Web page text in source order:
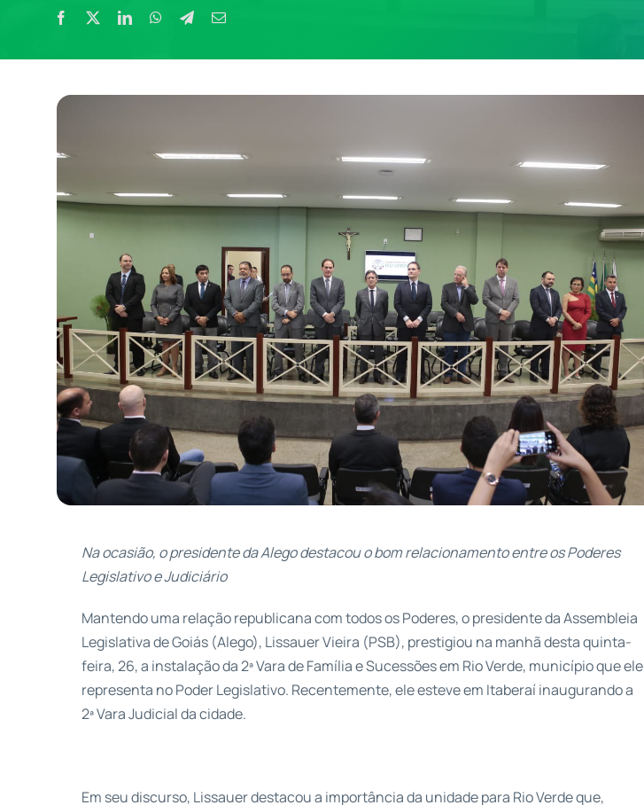
Na ocasião, o presidente da Alego destacou o bom relacionamento entre os Poderes
Legislativo e Judiciário
Mantendo uma relação republicana com todos os Poderes, o presidente da Assembleia
Legislativa de Goiás (Alego), Lissauer Vieira (PSB), prestigiou na manhã desta quinta-
feira, 26, a instalação da 2ª Vara de Família e Sucessões em Rio Verde, município que ele
representa no Poder Legislativo. Recentemente, ele esteve em Itaberaí inaugurando a
2ª Vara Judicial da cidade.
Em seu discurso, Lissauer destacou a importância da unidade para Rio Verde que,